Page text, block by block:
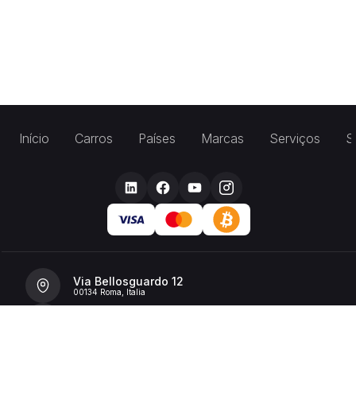
Início Carros Países Marcas Serviços
Via Bellosguardo 12
00134 Roma, Italia